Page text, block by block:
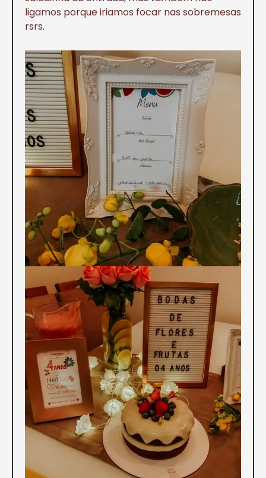
ligamos porque iriamos focar nas sobremesas
rsrs.